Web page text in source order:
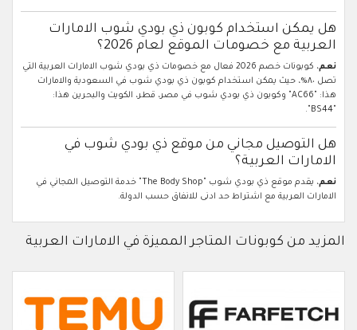
هل يمكن استخدام كوبون ذي بودي شوب الامارات
العربية مع خصومات الموقع لعام 2026؟
نعم
، كوبونات خصم 2026 فعال مع خصومات ذي بودي شوب الامارات العربية التي
تصل ٨٠%، حيث يمكن استخدام كوبون ذي بودي شوب في السعودية والامارات
هذا: "AC66" وكوبون ذي بودي شوب في مصر، قطر، الكويت والبحرين هذا:
"BS44".
هل التوصيل مجاني من موقع ذي بودي شوب في
الامارات العربية؟
نعم
، يقدم موقع ذي بودي شوب "The Body Shop" خدمة التوصيل المجاني في
الامارات العربية مع اشتراط حد ادنى للانفاق حسب الدولة.
المزيد من كوبونات المتاجر المميزة في الامارات العربية